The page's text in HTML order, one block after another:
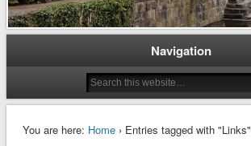
Navigation
You are here: Home› Entries tagged with "Links"